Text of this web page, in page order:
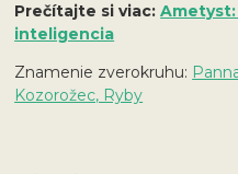
Prečítajte si viac:
inteligencia
Znamenie zverokruhu:
Kozorožec, Ryby